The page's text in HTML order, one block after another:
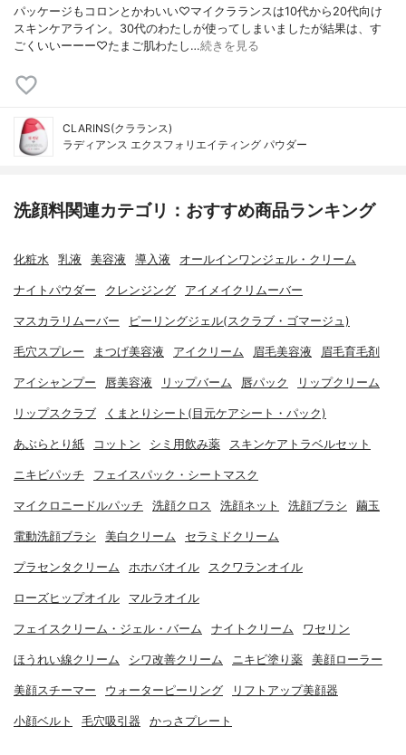
パッケージもコロンとかわいい♡マイクラランスは10代から20代向け
スキンケアライン。30代のわたしが使ってしまいましたが結果は、す
ごくいいーーー♡たまご肌わたし…続きを見る
CLARINS(クラランス)
ラディアンス エクスフォリエイティング パウダー
洗顔料関連カテゴリ：おすすめ商品ランキング
化粧水 乳液 美容液 導入液 オールインワンジェル・クリーム
ナイトパウダー クレンジング アイメイクリムーバー
マスカラリムーバー ピーリングジェル(スクラブ・ゴマージュ)
毛穴スプレー まつげ美容液 アイクリーム 眉毛美容液 眉毛育毛剤
アイシャンプー 唇美容液 リップバーム 唇パック リップクリーム
リップスクラブ くまとりシート(目元ケアシート・パック)
あぶらとり紙 コットン シミ用飲み薬 スキンケアトラベルセット
ニキビパッチ フェイスパック・シートマスク
マイクロニードルパッチ 洗顔クロス 洗顔ネット 洗顔ブラシ 繭玉
電動洗顔ブラシ 美白クリーム セラミドクリーム
プラセンタクリーム ホホバオイル スクワランオイル
ローズヒップオイル マルラオイル
フェイスクリーム・ジェル・バーム ナイトクリーム ワセリン
ほうれい線クリーム シワ改善クリーム ニキビ塗り薬 美顔ローラー
美顔スチーマー ウォーターピーリング リフトアップ美顔器
小顔ベルト 毛穴吸引器 かっさプレート